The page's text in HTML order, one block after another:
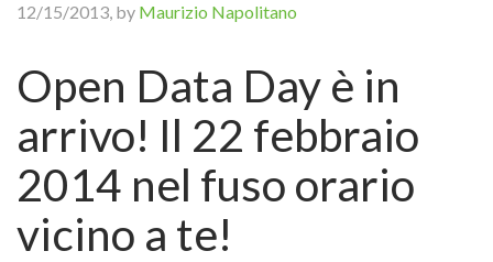
12/15/2013, by Maurizio Napolitano
Open Data Day è in
arrivo! Il 22 febbraio
2014 nel fuso orario
vicino a te!